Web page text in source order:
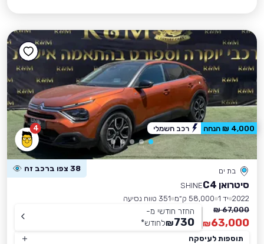
4
בת ים 38 צפו ברכב זה
סיטרואן C4
SHINE
2022 יד 1 58,000 ק״מ
351 טווח נסיעה
67,000 ₪
63,000
₪
החזר חודשי מ-
730
₪לחודש*
תוספות לעיסקה
4,000 ₪ הנחה רכב חשמלי